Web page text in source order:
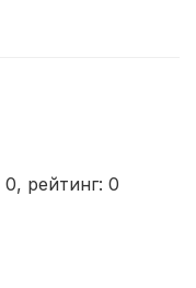
0, рейтинг: 0